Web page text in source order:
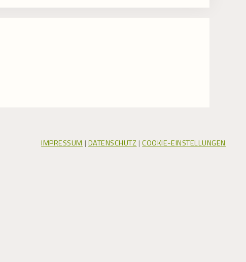
IMPRESSUM | DATENSCHUTZ |COOKIE-EINSTELLUNGEN